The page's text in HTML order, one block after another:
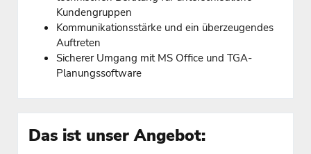
Kundengruppen
Kommunikationsstärke und ein überzeugendes
Auftreten
Sicherer Umgang mit MS Office und TGA-
Planungssoftware
Das ist unser Angebot: